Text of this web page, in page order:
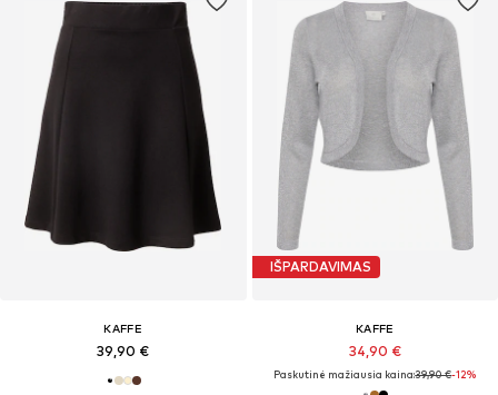
KAFFE
39,90 €
IŠPARDAVIMAS
KAFFE
34,90 €
Paskutinė mažiausia kaina:39,90 €-12%